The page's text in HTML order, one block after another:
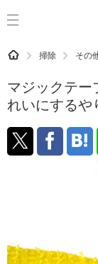
CATEGORY 記事カテ
運気
洗濯
生活の知恵
趣味
HOME 掃除 その
マジックテー
れいにするや